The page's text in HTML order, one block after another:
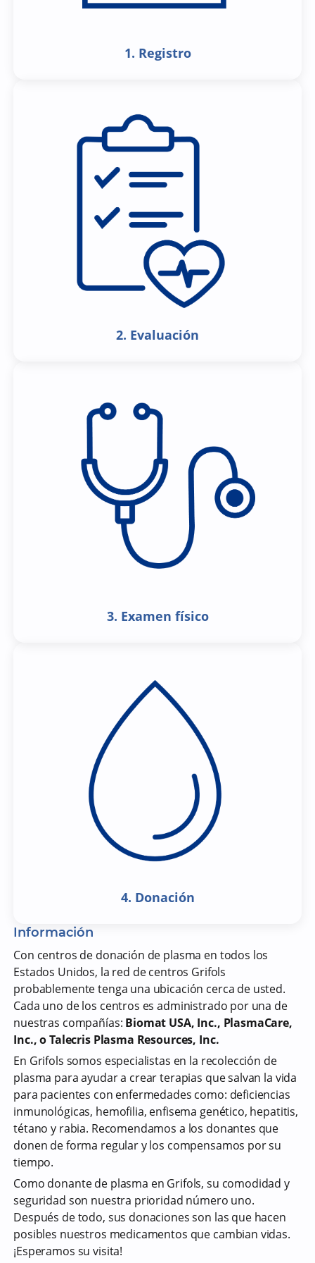
1. Registro
2. Evaluación
3. Examen físico
4. Donación
Información
Con centros de donación de plasma en todos los
Estados Unidos, la red de centros Grifols
probablemente tenga una ubicación cerca de usted.
Cada uno de los centros es administrado por una de
nuestras compañías: Biomat USA, Inc., PlasmaCare,
Inc., o Talecris Plasma Resources, Inc.
En Grifols somos especialistas en la recolección de
plasma para ayudar a crear terapias que salvan la vida
para pacientes con enfermedades como: deficiencias
inmunológicas, hemofilia, enfisema genético, hepatitis,
tétano y rabia. Recomendamos a los donantes que
donen de forma regular y los compensamos por su
tiempo.
Como donante de plasma en Grifols, su comodidad y
seguridad son nuestra prioridad número uno.
Después de todo, sus donaciones son las que hacen
posibles nuestros medicamentos que cambian vidas.
¡Esperamos su visita!